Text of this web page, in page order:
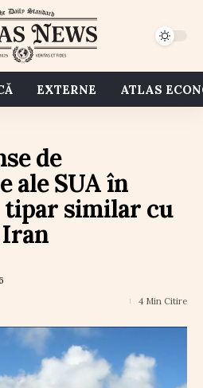
EXTERNE ATLAS
de
ale SUA în
tipar similar cu
Iran
4 Min Citire